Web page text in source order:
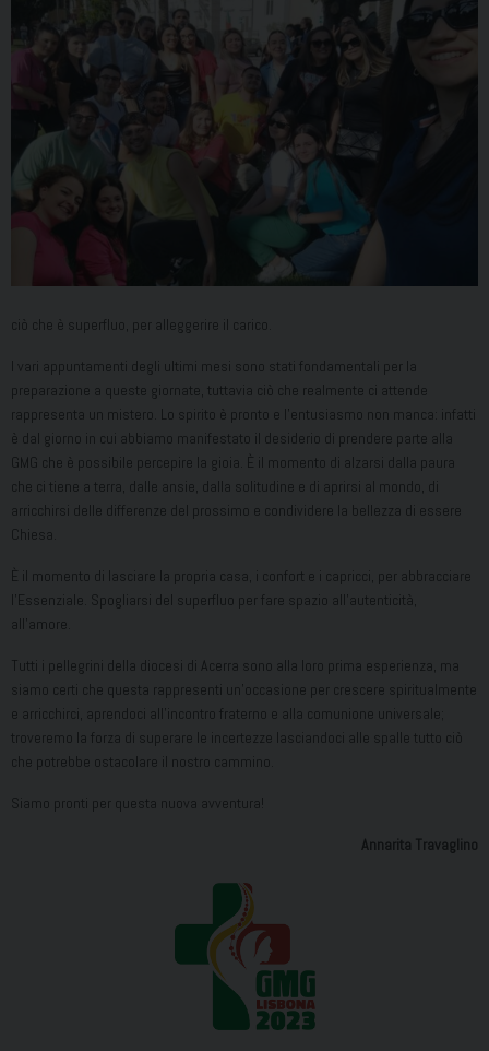
ciò che è superfluo, per alleggerire il carico.
I vari appuntamenti degli ultimi mesi sono stati fondamentali per la
preparazione a queste giornate, tuttavia ciò che realmente ci attende
rappresenta un mistero. Lo spirito è pronto e l’entusiasmo non manca: infatti
è dal giorno in cui abbiamo manifestato il desiderio di prendere parte alla
GMG che è possibile percepire la gioia. È il momento di alzarsi dalla paura
che ci tiene a terra, dalle ansie, dalla solitudine e di aprirsi al mondo, di
arricchirsi delle differenze del prossimo e condividere la bellezza di essere
Chiesa.
È il momento di lasciare la propria casa, i confort e i capricci, per abbracciare
l’Essenziale. Spogliarsi del superfluo per fare spazio all’autenticità,
all’amore.
Tutti i pellegrini della diocesi di Acerra sono alla loro prima esperienza, ma
siamo certi che questa rappresenti un’occasione per crescere spiritualmente
e arricchirci, aprendoci all’incontro fraterno e alla comunione universale;
troveremo la forza di superare le incertezze lasciandoci alle spalle tutto ciò
che potrebbe ostacolare il nostro cammino.
Siamo pronti per questa nuova avventura!
Annarita Travaglino